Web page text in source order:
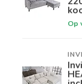
Op